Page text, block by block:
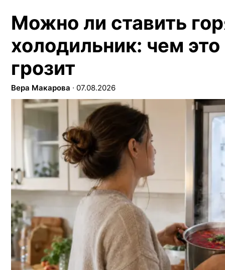
Можно ли ставить
холодильник: чем
грозит
Вера Макарова ∙ 07.08.2026